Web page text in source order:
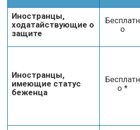
Иностранцы,
ходатайствующие о
защите
Бесплатн
о
Иностранцы,
имеющие статус
беженца
Бесплатн
о *